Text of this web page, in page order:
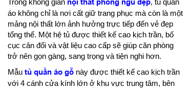
Trong không gian nội thất phòng ngủ đẹp, tủ quần
áo không chỉ là nơi cất giữ trang phục mà còn là một
mảng nội thất lớn ảnh hưởng trực tiếp đến vẻ đẹp
tổng thể. Một hệ tủ được thiết kế cao kịch trần, bố
cục cân đối và vật liệu cao cấp sẽ giúp căn phòng
trở nên gọn gàng, sang trọng và tiện nghi hơn.
Mẫu tủ quần áo gỗ này được thiết kế cao kịch trần
với 4 cánh cửa kính lớn ở khu vực trung tâm, bên